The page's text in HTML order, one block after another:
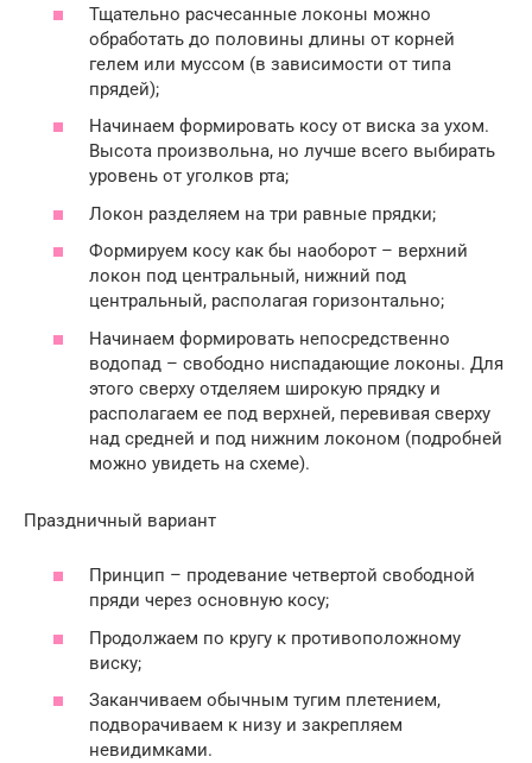
Тщательно расчесанные локоны можно
обработать до половины длины от корней
гелем или муссом (в зависимости от типа
прядей);
Начинаем формировать косу от виска за ухом.
Высота произвольна, но лучше всего выбирать
уровень от уголков рта;
Локон разделяем на три равные прядки;
Формируем косу как бы наоборот – верхний
локон под центральный, нижний под
центральный, располагая горизонтально;
Начинаем формировать непосредственно
водопад – свободно ниспадающие локоны. Для
этого сверху отделяем широкую прядку и
располагаем ее под верхней, перевивая сверху
над средней и под нижним локоном (подробней
можно увидеть на схеме).
Праздничный вариант
Принцип – продевание четвертой свободной
пряди через основную косу;
Продолжаем по кругу к противоположному
виску;
Заканчиваем обычным тугим плетением,
подворачиваем к низу и закрепляем
невидимками.